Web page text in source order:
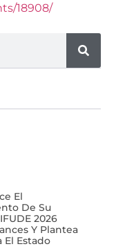
18908/
El
De Su
2026
Y Plantea
El Estado